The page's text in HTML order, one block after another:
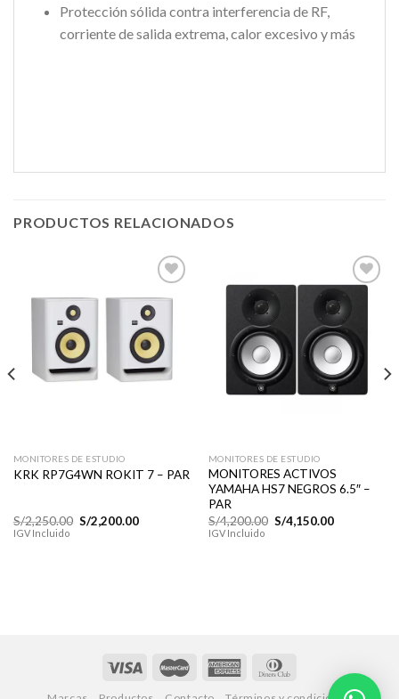
Protección sólida contra interferencia de RF,
corriente de salida extrema, calor excesivo y más
PRODUCTOS RELACIONADOS
Añadir
a la
lista de
deseos
MONITORES DE ESTUDIO
KRK RP7G4WN ROKIT 7 – PAR
S/2,250.00 El
precio
S/2,200.00El
IGV Incluido
Añadir
a la
lista de
deseos
MONITORES DE ESTUDIO
MONITORES ACTIVOS
YAMAHA HS7 NEGROS 6.5″ –
PAR
S/4,200.00 El
precio
S/4,150.00El
IGV Incluido